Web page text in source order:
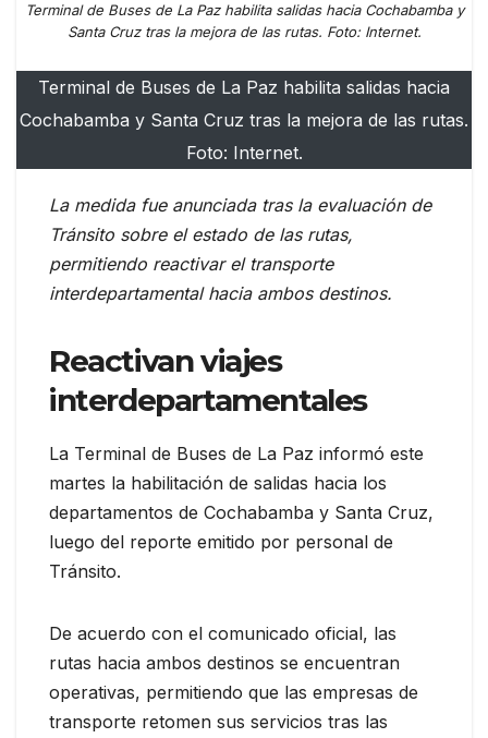
Terminal de Buses de La Paz habilita salidas hacia Cochabamba y
Santa Cruz tras la mejora de las rutas. Foto: Internet.
Terminal de Buses de La Paz habilita salidas hacia
Cochabamba y Santa Cruz tras la mejora de las rutas.
Foto: Internet.
La medida fue anunciada tras la evaluación de
Tránsito sobre el estado de las rutas,
permitiendo reactivar el transporte
interdepartamental hacia ambos destinos.
Reactivan viajes
interdepartamentales
La Terminal de Buses de La Paz informó este
martes la habilitación de salidas hacia los
departamentos de Cochabamba y Santa Cruz,
luego del reporte emitido por personal de
Tránsito.
De acuerdo con el comunicado oficial, las
rutas hacia ambos destinos se encuentran
operativas, permitiendo que las empresas de
transporte retomen sus servicios tras las